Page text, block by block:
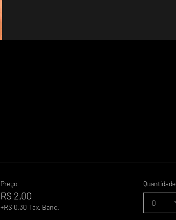
Preço
R$ 2,00
+R$ 0,30 Tax. Banc.
Quantidade
0